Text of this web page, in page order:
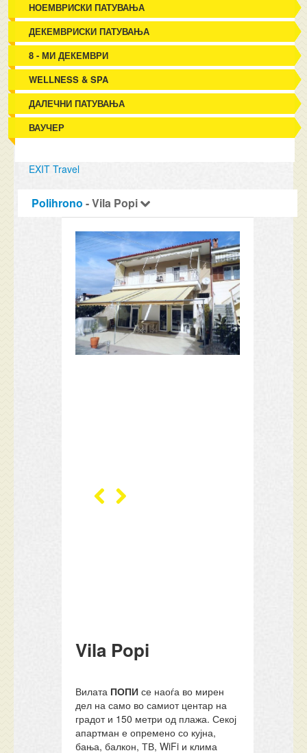
НОЕМВРИСКИ ПАТУВАЊА
ДЕКЕМВРИСКИ ПАТУВАЊА
8 - МИ ДЕКЕМВРИ
WELLNESS & SPA
ДАЛЕЧНИ ПАТУВАЊА
ВАУЧЕР
EXIT Travel
Polihrono - Vila Popi
Vila Popi
Вилата ПОПИ се наоѓа во мирен
дел на само во самиот центар на
градот и 150 метри од плажа. Секој
апартман е опремено со кујна,
бања, балкон, ТВ, WiFi и клима